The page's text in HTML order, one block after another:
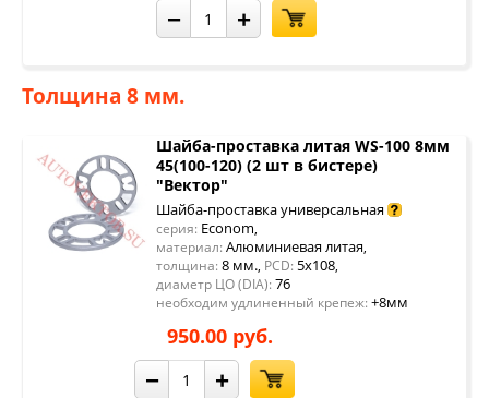
− +
Толщина 8 мм.
Шайба-проставка литая WS-100 8мм
45(100-120) (2 шт в бистере)
"Вектор"
Шайба-проставка универсальная
серия: Econom,
материал: Алюминиевая литая,
толщина: 8 мм., PCD: 5x108,
диаметр ЦО (DIA): 76
необходим удлиненный крепеж: +8мм
950.00 руб.
− +